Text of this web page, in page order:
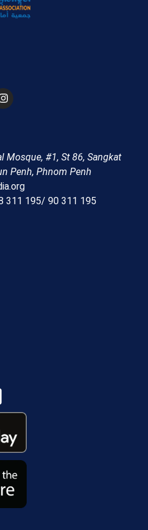
Mosque, #1, St 86, Sangkat
Penh, Phnom Penh
311 195/ 90 311 195